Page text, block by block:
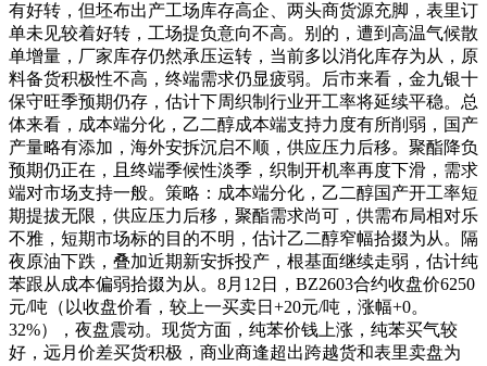
有好转，但坯布出产工场库存高企、两头商货源充脚，表里订
单未见较着好转，工场提负意向不高。别的，遭到高温气候散
单增量，厂家库存仍然承压运转，当前多以消化库存为从，原
料备货积极性不高，终端需求仍显疲弱。后市来看，金九银十
保守旺季预期仍存，估计下周织制行业开工率将延续平稳。总
体来看，成本端分化，乙二醇成本端支持力度有所削弱，国产
产量略有添加，海外安拆沉启不顺，供应压力后移。聚酯降负
预期仍正在，且终端季候性淡季，织制开机率再度下滑，需求
端对市场支持一般。策略：成本端分化，乙二醇国产开工率短
期提拔无限，供应压力后移，聚酯需求尚可，供需布局相对乐
不雅，短期市场标的目的不明，估计乙二醇窄幅拾掇为从。隔
夜原油下跌，叠加近期新安拆投产，根基面继续走弱，估计纯
苯跟从成本偏弱拾掇为从。8月12日，BZ2603合约收盘价6250
元/吨（以收盘价看，较上一买卖日+20元/吨，涨幅+0。
32%），夜盘震动。现货方面，纯苯价钱上涨，纯苯买气较
好，远月价差买货积极，商业商逢超出跨越货和表里卖盘为